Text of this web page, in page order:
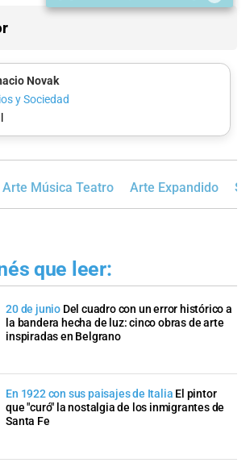
Novak
y Sociedad
Arte Música Teatro Arte Expandido
que leer:
20 de junio Del cuadro con un error histórico a
la bandera hecha de luz: cinco obras de arte
inspiradas en Belgrano
En 1922 con sus paisajes de Italia El pintor
que "curó" la nostalgia de los inmigrantes de
Santa Fe